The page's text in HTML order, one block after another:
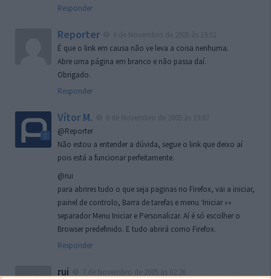
Responder
Reporter
É que o link em causa não ve leva a coisa nenhuma.
Abre uma página em branco e não passa daí.
Obrigado.
Responder
Vítor M.
@Reporter
Não estou a entender a dúvida, segue o link que deixo aí
pois está a funcionar perfeitamente.
@rui
para abrires tudo o que seja paginas no Firefox, vai a iniciar,
painel de controlo, Barra de tarefas e menu ‘Iniciar »»
separador Menu Iniciar e Personalizar. Aí é só escolher o
Browser predefinido. E tudo abrirá como Firefox.
Responder
rui